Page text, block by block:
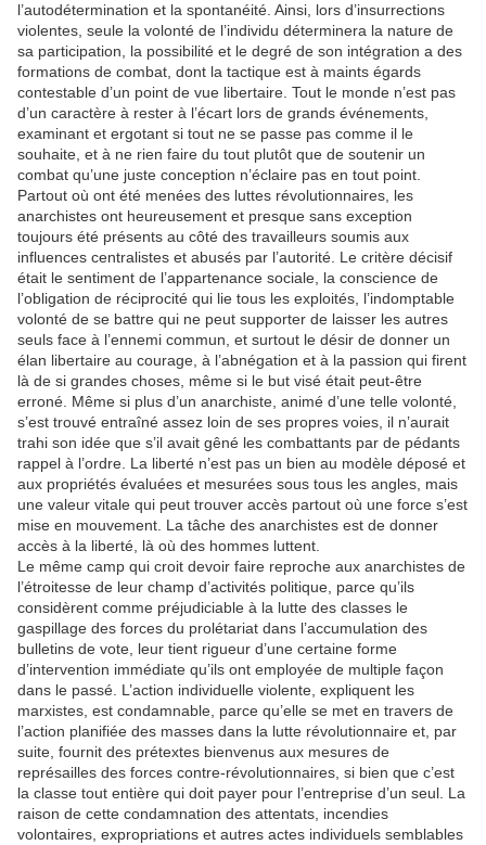
l’autodétermination et la spontanéité. Ainsi, lors d’insurrections
violentes, seule la volonté de l’individu déterminera la nature de
sa participation, la possibilité et le degré de son intégration a des
formations de combat, dont la tactique est à maints égards
contestable d’un point de vue libertaire. Tout le monde n’est pas
d’un caractère à rester à l’écart lors de grands événements,
examinant et ergotant si tout ne se passe pas comme il le
souhaite, et à ne rien faire du tout plutôt que de soutenir un
combat qu’une juste conception n’éclaire pas en tout point.
Partout où ont été menées des luttes révolutionnaires, les
anarchistes ont heureusement et presque sans exception
toujours été présents au côté des travailleurs soumis aux
influences centralistes et abusés par l’autorité. Le critère décisif
était le sentiment de l’appartenance sociale, la conscience de
l’obligation de réciprocité qui lie tous les exploités, l’indomptable
volonté de se battre qui ne peut supporter de laisser les autres
seuls face à l’ennemi commun, et surtout le désir de donner un
élan libertaire au courage, à l’abnégation et à la passion qui firent
là de si grandes choses, même si le but visé était peut-être
erroné. Même si plus d’un anarchiste, animé d’une telle volonté,
s’est trouvé entraîné assez loin de ses propres voies, il n’aurait
trahi son idée que s’il avait gêné les combattants par de pédants
rappel à l’ordre. La liberté n’est pas un bien au modèle déposé et
aux propriétés évaluées et mesurées sous tous les angles, mais
une valeur vitale qui peut trouver accès partout où une force s’est
mise en mouvement. La tâche des anarchistes est de donner
accès à la liberté, là où des hommes luttent.
Le même camp qui croit devoir faire reproche aux anarchistes de
l’étroitesse de leur champ d’activités politique, parce qu’ils
considèrent comme préjudiciable à la lutte des classes le
gaspillage des forces du prolétariat dans l’accumulation des
bulletins de vote, leur tient rigueur d’une certaine forme
d’intervention immédiate qu’ils ont employée de multiple façon
dans le passé. L’action individuelle violente, expliquent les
marxistes, est condamnable, parce qu’elle se met en travers de
l’action planifiée des masses dans la lutte révolutionnaire et, par
suite, fournit des prétextes bienvenus aux mesures de
représailles des forces contre-révolutionnaires, si bien que c’est
la classe tout entière qui doit payer pour l’entreprise d’un seul. La
raison de cette condamnation des attentats, incendies
volontaires, expropriations et autres actes individuels semblables